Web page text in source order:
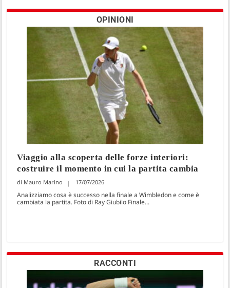
OPINIONI
Viaggio alla scoperta delle forze interiori:
costruire il momento in cui la partita cambia
Mauro Marino 17/07/2026
Analizziamo cosa è successo nella finale a Wimbledon e come è
cambiata la partita. Foto di Ray Giubilo Finale...
RACCONTI